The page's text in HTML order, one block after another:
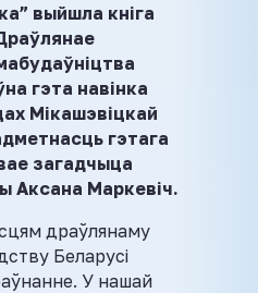
выйшла кніга
гэта навінка
Мікашэвіцкай
гэтага
загадчыца
Аксана Маркевіч.
драўлянаму
Беларусі
У нашай